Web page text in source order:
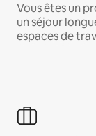
Vous êtes un
un séjour
espaces de